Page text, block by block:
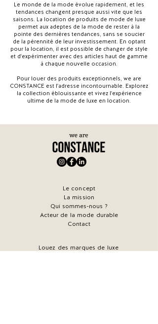
Le monde de la mode évolue rapidement, et les
tendances changent presque aussi vite que les
saisons. La location de produits de mode de luxe
permet aux adeptes de la mode de rester à la
pointe des dernières tendances, sans se soucier
de la pérennité de leur investissement. En optant
pour la location, il est possible de changer de style
et d'expérimenter avec des articles haut de gamme
à chaque nouvelle occasion.
Pour louer des produits exceptionnels, we are
CONSTANCE est l'adresse incontournable. Explorez
la collection éblouissante et vivez l'expérience
ultime de la mode de luxe en location.
Le concept
La mission
Qui sommes-nous ?
Acteur de la mode durable
Contact
Louez des marques de luxe